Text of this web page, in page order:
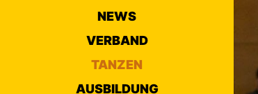
NEWS
VERBAND
TANZEN
AUSBILDUNG